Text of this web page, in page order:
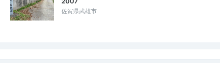
佐賀県武雄市